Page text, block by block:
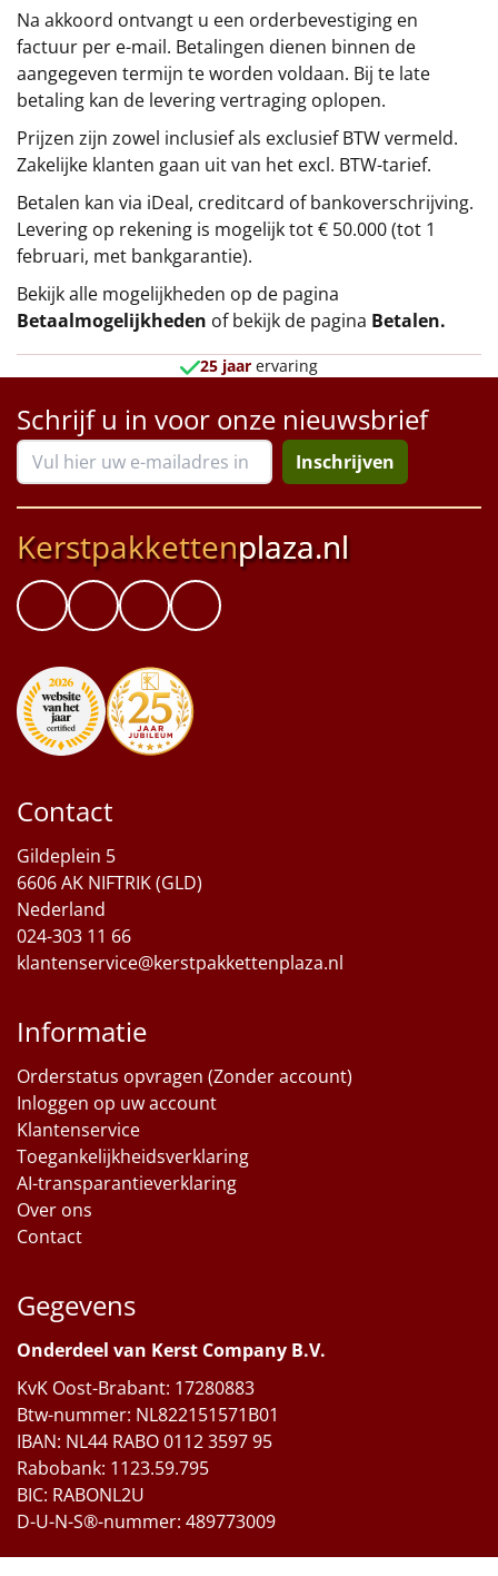
Na akkoord ontvangt u een orderbevestiging en
factuur per e-mail. Betalingen dienen binnen de
aangegeven termijn te worden voldaan. Bij te late
betaling kan de levering vertraging oplopen.
Prijzen zijn zowel inclusief als exclusief BTW vermeld.
Zakelijke klanten gaan uit van het excl. BTW-tarief.
Betalen kan via iDeal, creditcard of bankoverschrijving.
Levering op rekening is mogelijk tot € 50.000 (tot 1
februari, met bankgarantie).
Bekijk alle mogelijkheden op de pagina
Betaalmogelijkheden of bekijk de pagina Betalen.
25 jaar ervaring
Schrijf u in voor onze nieuwsbrief
Inschrijven
Kerstpakkettenplaza.nl
Contact
Gildeplein 5
6606 AK NIFTRIK (GLD)
Nederland
024-303 11 66
klantenservice@kerstpakkettenplaza.nl
Informatie
Orderstatus opvragen (Zonder account)
Inloggen op uw account
Klantenservice
Toegankelijkheidsverklaring
AI-transparantieverklaring
Over ons
Contact
Gegevens
Onderdeel van Kerst Company B.V.
KvK Oost-Brabant: 17280883
Btw-nummer: NL822151571B01
IBAN: NL44 RABO 0112 3597 95
Rabobank: 1123.59.795
BIC: RABONL2U
D-U-N-S®-nummer: 489773009